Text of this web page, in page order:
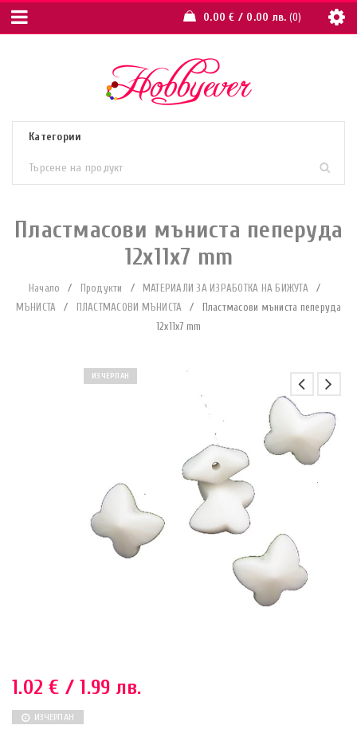
0.00€ / 0.00 лв. 0
Пластмасови мъниста пеперуда
12х11х7 mm
Начало / Продукти / МАТЕРИАЛИ ЗА ИЗРАБОТКА НА БИЖУТА
/
МЪНИСТА
/ ПЛАСТМАСОВИ МЪНИСТА /
Пластмасови мъниста пеперуда
12х11х7 mm
ИЗЧЕРПАН
1.02€ / 1.99 лв.
ИЗЧЕРПАН